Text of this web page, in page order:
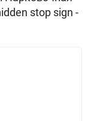
stop sign -